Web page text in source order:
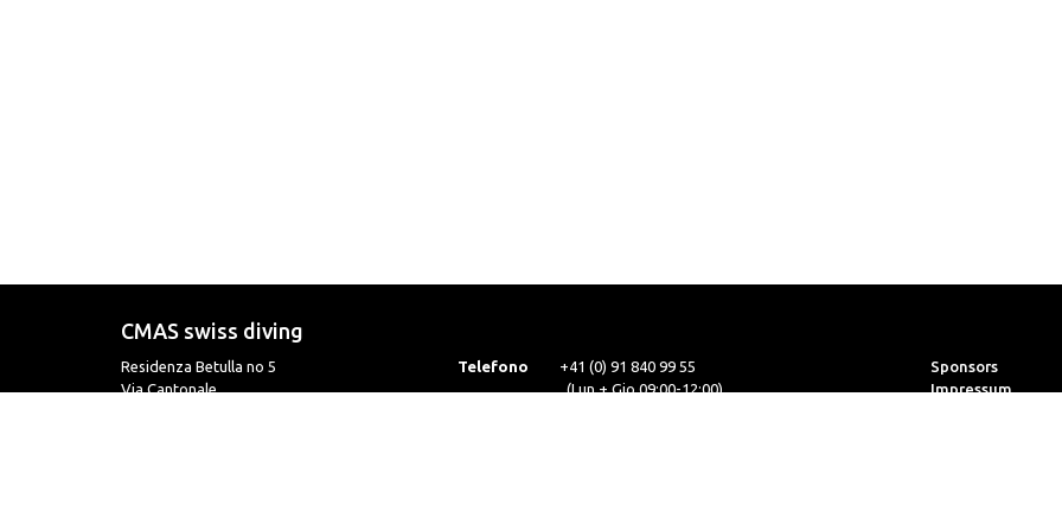
CMAS swiss diving
Residenza Betulla no 5
Via Cantonale
Telefono
+41 (0) 91 840 99 55
(Lun + Gio 09:00-12:00)
Sponsors
Impressum